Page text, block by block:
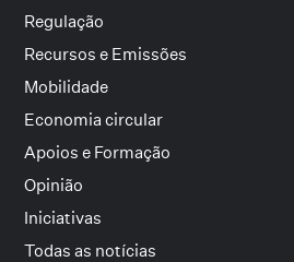
Regulação
Recursos e Emissões
Mobilidade
Economia circular
Apoios e Formação
Opinião
Iniciativas
Todas as notícias